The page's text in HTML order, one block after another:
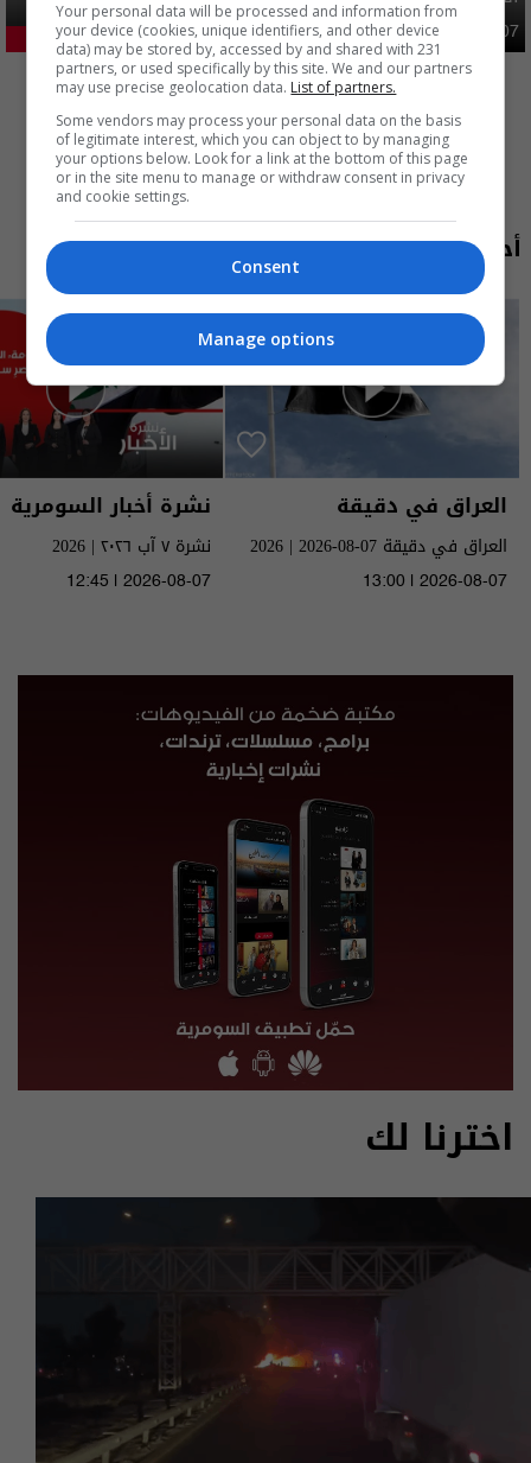
محليات 28.84% 06:40 | 2026-08-07
المزيد
أحدث الحلقات
العراق في دقيقة
العراق في دقيقة 07-08-2026 | 2026
13:00 | 2026-08-07
نشرة أخبار السومرية
نشرة ٧ آب ٢٠٢٦ | 2026
12:45 | 2026-08-07
اخترنا لك
Your personal data will be processed and information from
your device (cookies, unique identifiers, and other device
data) may be stored by, accessed by and shared with 231
partners, or used specifically by this site. We and our partners
may use precise geolocation data. List of partners.
Some vendors may process your personal data on the basis
of legitimate interest, which you can object to by managing
your options below. Look for a link at the bottom of this page
or in the site menu to manage or withdraw consent in privacy
and cookie settings.
Consent
Manage options